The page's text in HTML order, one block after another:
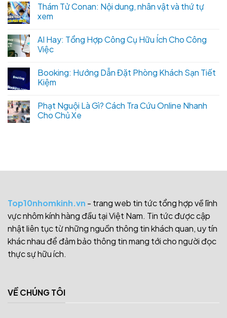
Thám Tử Conan: Nội dung, nhân vật và thứ tự
xem
AI Hay: Tổng Hợp Công Cụ Hữu Ích Cho Công
Việc
Booking: Hướng Dẫn Đặt Phòng Khách Sạn Tiết
Kiệm
Phạt Nguội Là Gì? Cách Tra Cứu Online Nhanh
Cho Chủ Xe
Top10nhomkinh.vn - trang web tin tức tổng hợp về lĩnh
vực nhôm kính hàng đầu tại Việt Nam. Tin tức được cập
nhật liên tục từ những nguồn thông tin khách quan, uy tín
khác nhau để đảm bảo thông tin mang tới cho người đọc
thực sự hữu ích.
VỀ CHÚNG TÔI